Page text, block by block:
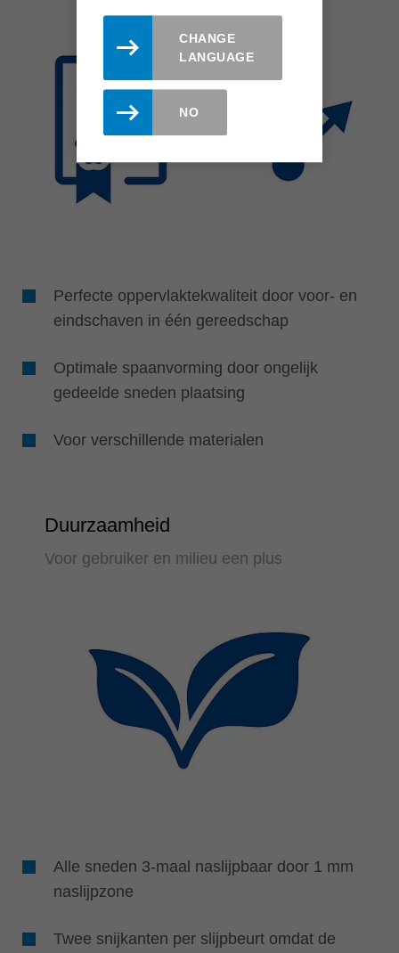
Perfecte oppervlaktekwaliteit door voor- en
eindschaven in één gereedschap
Optimale spaanvorming door ongelijk
gedeelde sneden plaatsing
Voor verschillende materialen
Duurzaamheid
Voor gebruiker en milieu een plus
Alle sneden 3-maal naslijpbaar door 1 mm
naslijpzone
Twee snijkanten per slijpbeurt omdat de
CHANGE
LANGUAGE
NO